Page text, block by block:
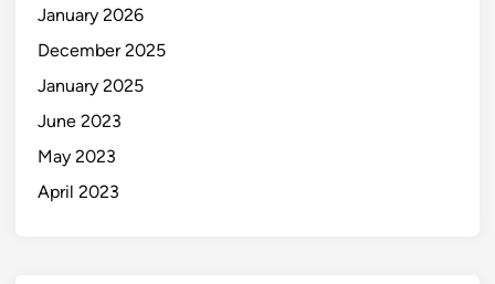
January 2026
December 2025
January 2025
June 2023
May 2023
April 2023